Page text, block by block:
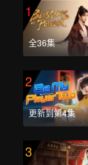
1
全36集
2
更新到第4集
3